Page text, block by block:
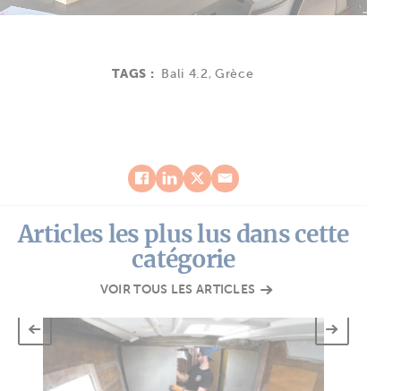
TAGS : Bali 4.2 , Grèce
Articles les plus lus dans cette
catégorie
VOIR TOUS LES ARTICLES